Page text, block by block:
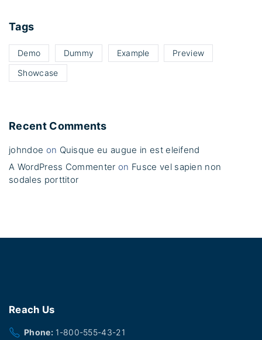
Tags
Demo Dummy Example
Preview
Showcase
Recent Comments
johndoe on Quisque eu augue in est eleifend
A WordPress Commenter on Fusce vel sapien non
sodales porttitor
Reach Us
Phone: 1-800-555-43-21